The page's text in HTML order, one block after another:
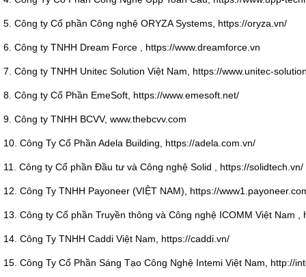
5. Công ty Cổ phần Công nghệ ORYZA Systems, https://oryza.vn/
6. Công ty TNHH Dream Force , https://www.dreamforce.vn
7. Công ty TNHH Unitec Solution Việt Nam, https://www.unitec-
8. Công ty Cổ Phần EmeSoft, https://www.emesoft.net/
9. Công ty TNHH BCVV, www.thebcvv.com
10. Công Ty Cổ Phần Adela Building, https://adela.com.vn/
11. Công ty Cổ phần Đầu tư và Công nghệ Solid , https://solidtech.vn/
12. Công Ty TNHH Payoneer (VIỆT NAM), https://
13. Công ty Cổ phần Truyền thông và Công nghệ ICOMM Việt Nam ,
14. Công Ty TNHH Caddi Việt Nam, https://caddi.vn/
15. Công Ty Cổ Phần Sáng Tạo Công Nghệ Intemi Việt Nam, http://